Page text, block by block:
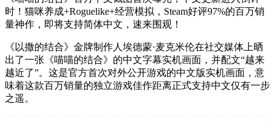
时！猫咪养成+Roguelike+经营模拟，Steam好评97%的百万销
量神作，即将支持简体中文，速来围观！
《以撒的结合》金牌制作人埃德蒙·麦克米伦在社交媒体上晒
出了一张《喵喵的结合》的中文字幕实机画面，并配文“越来
越近了”。这是官方首次对外公开游戏的中文版实机画面，意
味着这款百万销量的独立游戏佳作距离正式支持中文仅有一步
之遥。